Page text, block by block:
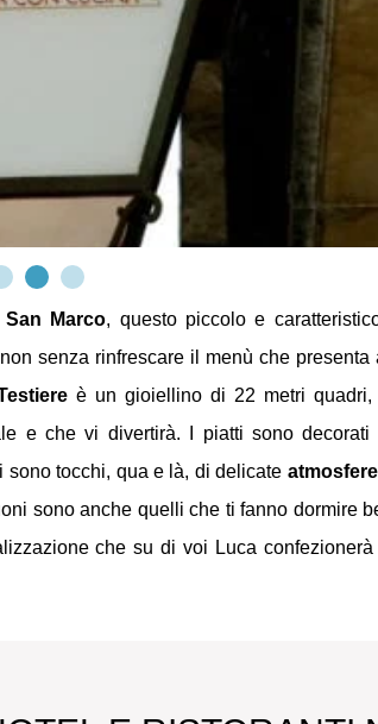
Marco, questo piccolo e
senza rinfrescare il menù che presenta
è un gioiellino di 22 metri quadri,
e che vi divertirà. I piatti sono decorati
sono tocchi, qua e là, di delicate
sono anche quelli che ti fanno dormire
che su di voi Luca